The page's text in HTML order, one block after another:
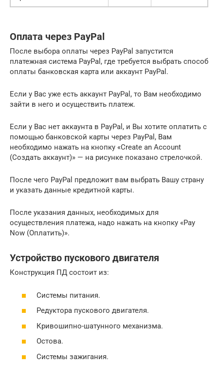
Оплата через PayPal
После выбора оплаты через PayPal запустится
платежная система PayPal, где требуется выбрать способ
оплаты банковская карта или аккаунт PayPal.
Если у Вас уже есть аккаунт PayPal, то Вам необходимо
зайти в него и осуществить платеж.
Если у Вас нет аккаунта в PayPal, и Вы хотите оплатить с
помощью банковской карты через PayPal, Вам
необходимо нажать на кнопку «Create an Account
(Создать аккаунт)» — на рисунке показано стрелочкой.
После чего PayPal предложит вам выбрать Вашу страну
и указать данные кредитной карты.
После указания данных, необходимых для
осуществления платежа, надо нажать на кнопку «Pay
Now (Оплатить)».
Устройство пускового двигателя
Конструкция ПД состоит из:
Системы питания.
Редуктора пускового двигателя.
Кривошипно-шатунного механизма.
Остова.
Системы зажигания.